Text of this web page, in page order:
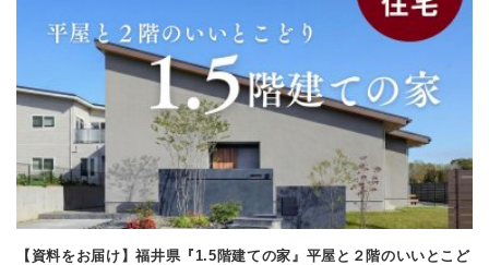
【資料をお届け】福井県『1.5階建ての家』平屋と２階のいいとこど